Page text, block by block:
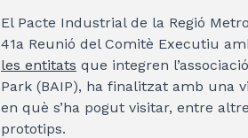
El Pacte Industrial de la Regió
41a Reunió del Comitè Executiu
les entitats que integren
Park (BAIP), ha finalitzat amb una
en què s’ha pogut visitar, entre
prototips.